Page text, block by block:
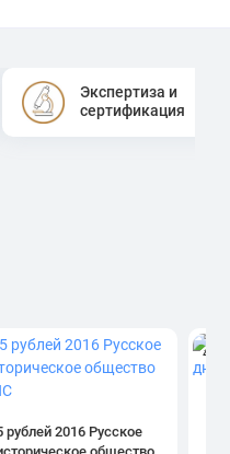
Экспертиза и
сертификация
рублей 2016 Русское
4.0